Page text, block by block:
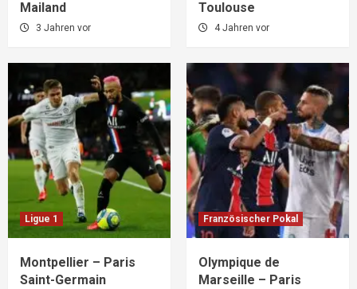
Mailand
3 Jahren vor
Toulouse
4 Jahren vor
Ligue 1
Montpellier – Paris
Saint-Germain
Französischer Pokal
Olympique de
Marseille – Paris